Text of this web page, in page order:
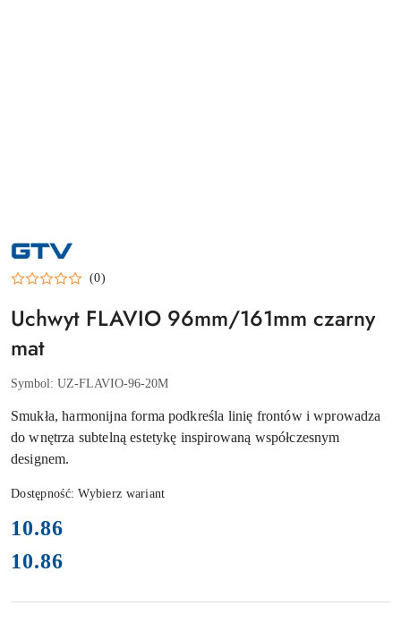
NAZWA
PRODUCENTA:
GTV
(0)
Uchwyt FLAVIO 96mm/161mm czarny
mat
Symbol: UZ-FLAVIO-96-20M
Smukła, harmonijna forma podkreśla linię frontów i wprowadza
do wnętrza subtelną estetykę inspirowaną współczesnym
designem.
Dostępność:Wybierz wariant
cena:
10.86
Cena:
10.86